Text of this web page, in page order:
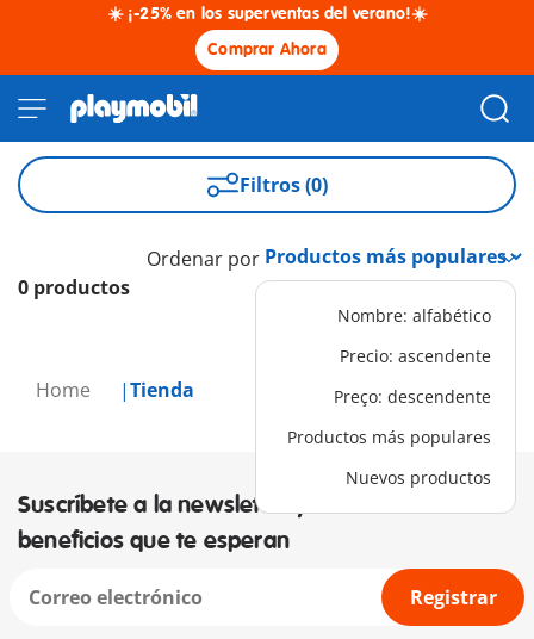
☀️ ¡-25% en los superventas del verano!☀️
Comprar Ahora
Home Tienda
Filtros (0)
0 productos
Ordenar por
Nombre: alfabético
Precio: ascendente
Preço: descendente
Productos más populares
Nuevos productos
Suscríbete a la newsletter y descubre los
beneficios que te esperan
Registrar